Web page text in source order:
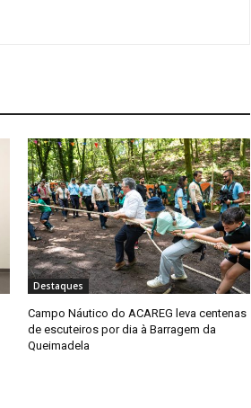
Destaques
Campo Náutico do ACAREG leva centenas
de escuteiros por dia à Barragem da
Queimadela